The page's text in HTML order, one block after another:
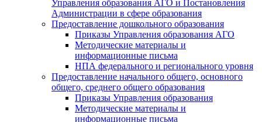
Управления образования АГО и Постановления
Администрации в сфере образования
Предоставление дошкольного образования
Приказы Управления образования АГО
Методические материалы и
информационные письма
НПА федерального и регионального уровня
Предоставление начального общего, основного
общего, среднего общего образования
Приказы Управления образования
Методические материалы и
информационные письма